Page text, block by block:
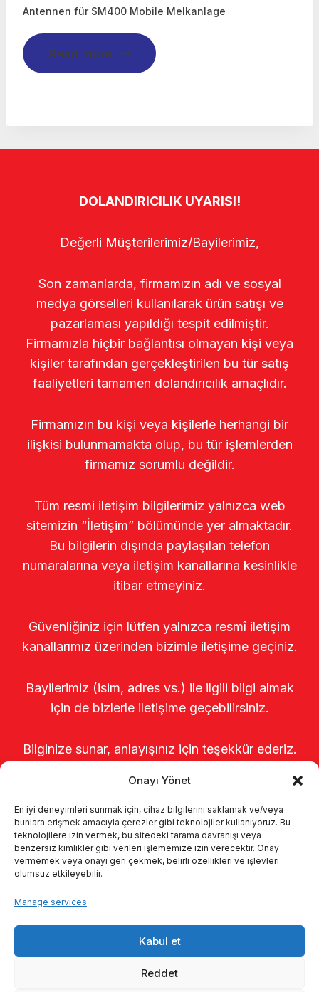
Onayı Yönet
En iyi deneyimleri sunmak için, cihaz bilgilerini saklamak ve/veya
bunlara erişmek amacıyla çerezler gibi teknolojiler kullanıyoruz. Bu
teknolojilere izin vermek, bu sitedeki tarama davranışı veya
benzersiz kimlikler gibi verileri işlememize izin verecektir. Onay
vermemek veya onayı geri çekmek, belirli özellikleri ve işlevleri
olumsuz etkileyebilir.
Manage services
Kabul et
Reddet
Antennen für SM400 Mobile Melkanlage
Read more
DOLANDIRICILIK UYARISI!
Değerli Müşterilerimiz/Bayilerimiz,
Son zamanlarda, firmamızın adı ve sosyal
medya görselleri kullanılarak ürün satışı ve
pazarlaması yapıldığı tespit edilmiştir.
Firmamızla hiçbir bağlantısı olmayan kişi veya
kişiler tarafından gerçekleştirilen bu tür satış
faaliyetleri tamamen dolandırıcılık amaçlıdır.
Firmamızın bu kişi veya kişilerle herhangi bir
ilişkisi bulunmamakta olup, bu tür işlemlerden
firmamız sorumlu değildir.
Tüm resmi iletişim bilgilerimiz yalnızca web
sitemizin “İletişim” bölümünde yer almaktadır.
Bu bilgilerin dışında paylaşılan telefon
numaralarına veya iletişim kanallarına kesinlikle
itibar etmeyiniz.
Güvenliğiniz için lütfen yalnızca resmî iletişim
kanallarımız üzerinden bizimle iletişime geçiniz.
Bayilerimiz (isim, adres vs.) ile ilgili bilgi almak
için de bizlerle iletişime geçebilirsiniz.
Bilginize sunar, anlayışınız için teşekkür ederiz.
Kalite politikamız